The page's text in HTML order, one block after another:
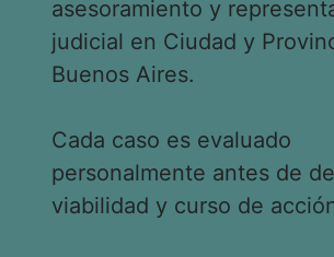
asesoramiento y
judicial en Ciudad y
Buenos Aires.
Cada caso es evaluado
personalmente antes de
viabilidad y curso de